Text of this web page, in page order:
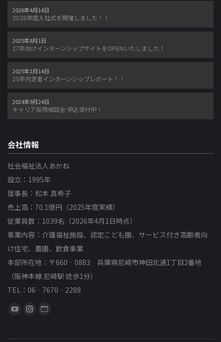
2026年度入社式を開催しました！！
2026年4月14日
27卒向けインターンシップサイトをOPENいたしました！
2025年8月1日
25卒内定者インターンシップレポート！！
2025年2月14日
キャリア採用相談会 申込受付中！
2024年9月24日
会社情報
社会福祉法人あかね
設立：1995年
理事長：松本 真希子
売上高：70.1億円（2025年度実績）
従業員数：1039名（2026年4月1日時点）
事業内容：介護福祉施設、認定こども園、サービス付き高齢者向
け住宅、農園、飲食事業
本部所在地：〒660‐0883 兵庫県尼崎市神田北通1丁目2番地
（阪神本線 尼崎駅 徒歩1分）
TEL：06‐7670‐2288
Find us on: